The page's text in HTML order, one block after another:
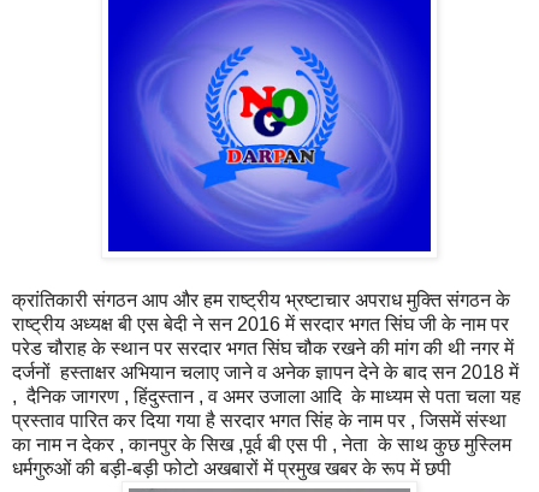
क्रांतिकारी संगठन आप और हम राष्ट्रीय भ्रष्टाचार अपराध मुक्ति संगठन के
राष्ट्रीय अध्यक्ष बी एस बेदी ने सन 2016 में सरदार भगत सिंघ जी के नाम पर
परेड चौराह के स्थान पर सरदार भगत सिंघ चौक रखने की मांग की थी नगर में
दर्जनों हस्ताक्षर अभियान चलाए जाने व अनेक ज्ञापन देने के बाद सन 2018 में
, दैनिक जागरण , हिंदुस्तान , व अमर उजाला आदि के माध्यम से पता चला यह
प्रस्ताव पारित कर दिया गया है सरदार भगत सिंह के नाम पर , जिसमें संस्था
का नाम न देकर , कानपुर के सिख ,पूर्व बी एस पी , नेता के साथ कुछ मुस्लिम
धर्मगुरुओं की बड़ी-बड़ी फोटो अखबारों में प्रमुख खबर के रूप में छपी